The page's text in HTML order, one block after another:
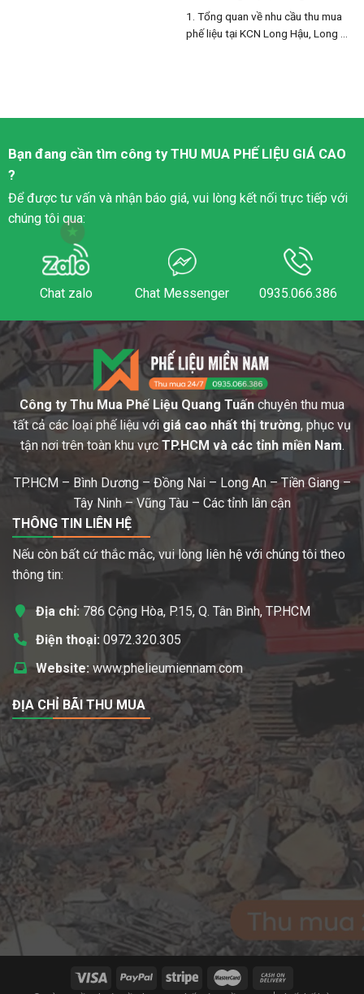
1. Tổng quan về nhu cầu thu mua
phế liệu tại KCN Long Hậu, Long ...
Bạn đang cần tìm công tyTHU MUA PHẾ LIỆU GIÁ CAO
?
Để được tư vấn và nhận báo giá, vui lòng kết nối trực tiếp với
chúng tôi qua:
Chat zalo Chat Messenger 0935.066.386
Công ty Thu Mua Phế Liệu Quang Tuấn chuyên thu mua
tất cả các loại phế liệu vớigiá cao nhất thị trường, phục vụ
tận nơi trên toàn khu vực TP.HCM và các tỉnh miền Nam.
TP.HCM – Bình Dương – Đồng Nai – Long An – Tiền Giang –
Tây Ninh – Vũng Tàu – Các tỉnh lân cận
THÔNG TIN LIÊN HỆ
Nếu còn bất cứ thắc mắc, vui lòng liên hệ với chúng tôi theo
thông tin:
Địa chỉ: 786 Cộng Hòa, P.15, Q. Tân Bình, TP.HCM
Điện thoại: 0972.320.305
Website: www.phelieumiennam.com
ĐỊA CHỈ BÃI THU MUA